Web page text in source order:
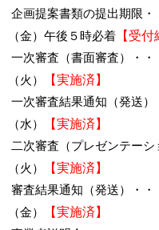
企画提案書類の提出期限
（金）午後５時必着 【受付
一次審査（書面審査）・
（火）
【実施済】
一次審査結果通知（発送
（水）
【実施済】
二次審査（プレゼンテー
（火）
【実施済】
審査結果通知（発送）・
（金）
【実施済】